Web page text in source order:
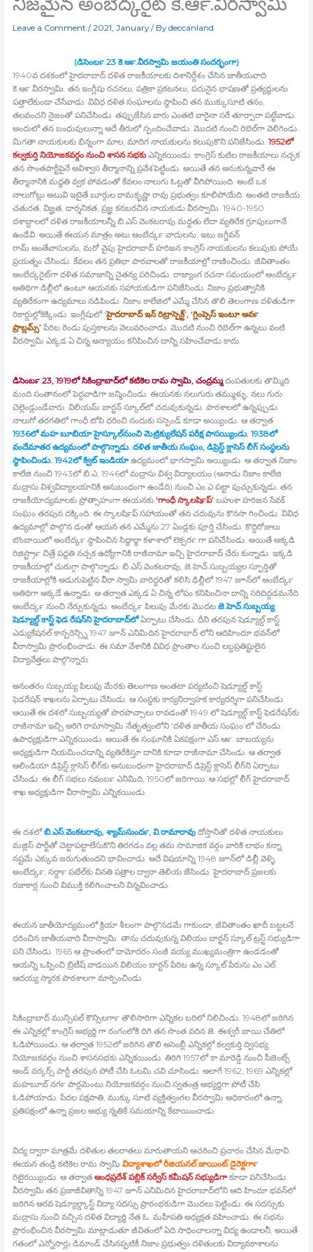
Leave a Comment /2021,January/ Bydeccanland
(డిసెంబర్‍ 23 కె.ఆర్‍.వీరస్వామి జయంతి సందర్భంగా)
1940వ దశకంలో హైదరాబాద్‍ దళిత రాజకీయాలకు దిశానిర్దేశం చేసిన జాతీయవాది
కె.ఆర్‍.వీరస్వామి. తన ఇంగ్లీషు రచనలు, పత్రికా ప్రకటనలు, పదునైన భాషణతో ప్రత్యర్థులను
పత్తాలేకుండా చేసేవాడు. వివిధ దళిత సంఘాలను స్థాపించి తన ముక్కుసూటి తనం,
తలవంచని నైజంతో పనిచేసిండు. తప్పుజేసిన వారు ఎంతటి వారైనా సరే తూర్పారా పట్టేవాడు.
అందులో తన బంధువులున్నా అదే తీరులో స్పందించేవాడు. మొదటి నుంచి రెబెల్‍గా వెలిగిండు.
మిగతా నాయకులకు భిన్నంగా మాల, మాదిగ నాయకులను కలుపుకొని పనిజేసిండు.1952లో
కల్వకుర్తి నియోజకవర్గం నుంచి శాసన సభకుఎన్నికయిండు. కాంగ్రెస్‍ కుటిల రాజకీయాలు నచ్చక
తన సొంతపార్టీపైనే అవిశ్వాస తీర్మానాన్ని ప్రవేశపెట్టిండు. అయితే తన అనుకున్నవారే ఈ
తీర్మానానికి మద్ధతి వ్వక పోవడంతో కేవలం నాలుగు ఓట్లతో వీగిపోయింది. అంటే ఒక
నాలుగోట్లు అటువి ఇటైతే బూర్గుల రామకృష్ణా రావు ప్రభుత్వం కూలిపోయేది. అంతటి రాజకీయ
చతురత, విజ్ఞత, దార్శనికత, ప్రజ్ఞ కనబరచిన నాయకుడు వీరస్వామి. 1940-1950
దశాబ్దాలలో దళిత రాజకీయాలన్నీ బి.ఎస్‍.వెంకటరావు మద్దతు లేదా వ్యతిరేక గ్రూపులుగానే
ఉండేవి. అయితే ఈయన మాత్రం అటు అంబేద్కర్‍ వాదులను, ఇటు జగ్జీవన్‍
రామ్‍ అంతేవాసులను, మరో వైపు హైదరాబాద్‍ హరిజన కాంగ్రెస్‍ నాయకులను కలుపుకు పోయే
ప్రయత్నం చేసిండు. కేవలం తన ప్రతిభా పాఠవాలతో రాజకీయాల్లో రాణించిండు. జీవితాంతం
అంబేద్కరైట్‍గా దళిత సమాజాన్ని చైతన్య పరిచిండు. రాజ్యాంగ రచనా సమయంలో అంబేద్కర్‍
అతిథిగా డిల్లీలో ఉంటూ ఆయనకు సహాయకుడిగా పనిజేసిండు. నిజాం ప్రభుత్వానికి
వ్యతిరేకంగా ఉద్యమాలు నడిపిండు. నిజాం కాలేజిలో ఎమ్మే చేసిన తొలి తెలంగాణ దళితుడిగా
రికార్డుల్లోకెక్కిండు. ఇంగ్లీషులో ‘హైదరాబాద్‍ ఇన్‍ రిట్రాస్పెక్ట్’, ‘గ్లింప్సెస్‍ ఇంటూ అవర్‍
ప్రాబ్లమ్స్’పేరిట రెండు పుస్తకాలను వెలువరించాడు. మొదటి నుంచి రెబెల్‍గా ఉన్నటు వంటి
వీరస్వామి ఎక్కడ ఏ చిన్న అన్యాయం కనిపించిన దాన్ని సహించేవాడు కాదు.
డిసెంబర్‍ 23, 1919లో సికింద్రాబాద్‍లో కటికెల రామ స్వామి, చంద్రమ్మదంపతులకు తొమ్మిది
మంది సంతానంలో పెద్దవాడిగా జన్మించిండు. ఈయనకు నలుగురు తమ్ముళ్ళు, నలు గురు
చెల్లెండ్లుండేవారు. విలియమ్‍ బార్టన్‍ స్కూల్‍లో చదువుకున్నడు. పాఠశాలలో ఉన్నప్పుడు
నాలుగో తరగతిలో గాంధీ టోపి ధరించి నందుకు సస్పెండ్‍ కూడా అయ్యిండు. ఆ తర్వాత
1936లో మహ బూబియా హైస్కూల్‍నుంచి మెట్రిక్యులేషన్‍ పరీక్ష పాసయ్యిండు. 1938లో
వందేమాతర ఉద్యమంలో పాల్గొన్నాడు. దళిత జాతీయ సంఘం, డిప్రెస్డ్ క్లాసెస్‍ లీగ్‍ సంస్థలను
స్థాపించిండు. 1942లో క్విట్‍ ఇండియాఉద్యమంలో భాగస్వామి అయ్యిండు. ఆ తర్వాత నిజాం
కాలేజి నుంచి 1943లో బి.ఎ, 1946లో మద్రాసు విశ్వ విద్యాలయం (ఆనాడు నిజాం కాలేజి
మద్రాసు విశ్వవిద్యాలయానికి అనుబంధంగా ఉండేది) నుంచి ఎం.ఎ పట్టా పుచ్చుకున్నడు. తన
రాజకీయోద్యమాలకు ప్రోత్సాహంగా ఈయనకు ‘గాంధీ స్కాలర్‍షిప్‍’బహుశా హరిజన సేవక్‍
సంఘం తరపున దక్కింది. ఈ స్కాలర్‍షిప్‍ సహాయంతో తన చదువును కొనసా గించిండు. వివిధ
ఉద్యమాల్లో పాల్గొన డంతో ఆయన తన ఎమ్మేను 27 ఏండ్లకు పూర్తి చేసిండు. కొద్దిరోజులు
బొంబాయిలో అంబేద్కర్‍ స్థాపించిన సిద్ధార్థా కళాశాలో లెక్చరర్‍ గా పనిచేసిండు. అయితే అక్కడి
రిజిస్ట్రార్‍ చిత్రే పద్ధతి నచ్చక ఉద్యోగానికి రాజీనామా ఇచ్చి హైదరాబాద్‍ చేరు కున్నాడు. ఇక్కడి
రాజకీయాల్లో చురుగ్గా పాల్గొన్నాడు. బి.ఎస్‍.వెంకటరావు, జె.హెచ్‍.సుబ్బయ్యల స్ఫూర్తితో
రాజకీయాల్లోకి అడుగుపెట్టిన వీరా స్వామి వారిద్దరితో కలిసి ఢిల్లీలో 1947 జూన్‍లో అంబేద్కర్‍
అతిథిగా అక్కడే ఉన్నాడు. ఆ తర్వాత ఎక్కడ ఏ చిన్న లోపం కనిపించినా దాన్ని సరిదిద్దడమనేది
అంబేద్కర్‍ నుంచి నేర్చుకున్నడు. అంబేద్కర్‍ పిలుపు మేరకు మొదటజె.హెచ్‍.సుబ్బయ్య
షెడ్యూల్డ్ కాస్ట్ ఫెడ రేషన్‍ని హైదరాబాద్‍లోఏర్పాటు చేసిండు. దీని తరపున షెడ్యూల్డ్ కాస్ట్
ఎడ్యుకేషనల్‍ కాన్ఫరెన్స్ని 1947 జూన్‍ ఎనిమిదిన హైదరాబాద్‍ లోని ఆదిహిందూ భవన్‍లో
వీరాస్వామి ప్రారంభించాడు. ఈ సమా వేశానికి వివిధ ప్రాంతాల నుంచి లబ్దప్రతిష్టులైన
విద్యావేత్తలు పాల్గొన్నారు.
అనంతరం సుబ్బయ్య పిలుపు మేరకు తెలంగాణ అంతటా పర్యటించి షెడ్యూల్డ్ కాస్ట్
ఫెడరేషన్‍ శాఖలను ఏర్పాటు చేసిండు. ఆ సంస్థకు కార్యనిర్వాహక కార్యదర్శిగా పనిచేసిండు.
అయితే ఈ దశలో సుబ్బయ్యతో పొరపొచ్చాలు రావడంతో 1949 లో షెడ్యూల్డ్ కాస్ట్ ఫెడరేషన్‍కు
రాజీనామా ఇచ్చి అరిగె రామాస్వామి నేతృత్వంలోని ‘దళిత జాతీయ సంఘం’లో చేరిండు.
ఉపాధ్యక్షుడిగా ఎన్నికయిండు. అయితే ఈ సంఘానికి ఏకపక్షంగా ఎస్‍.ఆర్‍. బాబయ్యను
అధ్యక్షుడిగా నియమించడాన్ని వ్యతిరేకిస్తూ దానికి కూడా రాజీనామా చేసిండు. ఆ తర్వాత
ఆలిండియా డిప్రెస్డ్ క్లాసెస్‍ లీగ్‍కు అనుబంధంగా హైదరాబాద్‍ డిప్రెస్డ్ క్లాసెస్‍ లీగ్‍ని ఏర్పాటు
చేసిండు. ఈ లీగ్‍ సభలు నవంబర్‍ ఎనిమిది, 1950లో జరిగాయి. ఆ సభల్లో లీగ్‍ హైదరాబాద్‍
శాఖ అధ్యక్షుడిగా వీరాస్వామి ఎన్నికయిండు.
ఈ దశలోబి.ఎస్‍.వెంకటరావు, శ్యామ్‍సుందర్‍, వి.రామారావుదోస్తానితో దళిత నాయకులు
మజ్లిస్‍ పార్టీతో చెట్టాపట్టాలేసుకొని తిరగడం వల్ల తమ సామాజిక వర్గం వారికి లాభం కన్నా
నష్టమే ఎక్కువ జరుగుతుందని భావించాడు. అదే విషయాన్ని 1948 జూన్‍లో డిల్లీ వెళ్ళి
అంబేద్కర్‍, సర్దార్‍ పటేల్‍కు వినతి పత్రాల ద్వారా తెలియ జేసిండు. హైదరాబాద్‍ ప్రజలకు
రజాకార్ల నుంచి విముక్తి కలిగించాలని విన్నవించాడు.
ఈయన జాతీయోద్యమంలో క్రియా శీలంగా పాల్గొనడమే గాకుండా, జీవితాంతం ఖాదీ బట్టలనే
ధరించిన జాతీయవాది వీరాస్వామి. తాను చదువుకున్న విలియం బార్టన్‍ స్కూల్‍ ట్రస్ట్ సభ్యుడిగా
పని చేసిండు. 1965 ఆ ప్రాంతంలో దామోదరం సంజీ వయ్య ముఖ్యమంత్రిగా ఉండడంతో
ఆయన్ని ఒప్పించి బ్రిటీష్‍ వాడయిన విలియం బార్టన్‍ పేరిట ఉన్న స్కూల్‍ పేరును ఎం.ఎల్‍.
ఆదయ్య స్మారక పాఠశాలగా మార్పించిండు.
సికింద్రాబాద్‍ మున్సిపల్‍ కౌన్సిలర్‍గా తొలిసారిగా ఎన్నికల బరిలో నిలిచిండు. 1948లో జరిగిన
ఈ ఎన్నికల్లో కాంగ్రెస్‍ అభ్యర్థి గా రంగంలోకి దిగి తన సొంత వదిన జె. ఈశ్వరీ బాయి చేతిలో
ఓడిపోయిండు. ఆ తర్వాత 1952లో జరిగిన తొలి అసెంబ్లీ ఎన్నికల్లో కల్వకుర్తి ద్విసభ్య
నియోజకవర్గం నుంచి శాసనసభకు ఎన్నికయిండు. తిరిగి 1957లో కా మారెడ్డి నుంచి పీజెంట్స్
అండ్‍ వర్కర్స్ పార్టీ తరపున పోటీ చేసి ఓటమి చవి చూసిండు. అలాగే 1962, 1969 ఎన్నికల్లో
మహబూబ్‍ నగర్‍ పార్లమెంటు నియోజకవర్గం నుంచి స్వతంత్ర అభ్యర్థిగా పోటీ చేసి
ఓడిపోయాడు. పేదల పక్షపాతి, ముక్కు సూటి వ్యక్తిత్వంగల వీరస్వామి అధికారంలో ఉన్నా,
ప్రతిపక్షంలో ఉన్నా ప్రజల అభ్యు న్నతికే సమయాన్ని కేటాయించాడు.
విద్య ద్వారా మాత్రమే దళితుల తలరాతలు మారుతాయని ఆచరించి ప్రచారం చేసిన మేధావి.
ఈయన తండ్రి కటికెల రామ స్వామివిద్యాశాఖలో రీజియనల్‍ జాయింట్‍ డైరెక్టర్‍గా
రిటైరయ్యిండు. ఆ తర్వాత ఆంధప్రదేశ్‍ పబ్లిక్‍ సర్వీస్‍ కమీషన్‍ సభ్యుడిగాకూడా పనిచేసిండు.
వీరస్వామి తన ప్రజాజీవితాన్ని 1947 జూన్‍ ఎనిమిదిన హైదరాబాద్‍లోని ఆది హిందూ భవన్‍లో
జరిగిన ఆరవ షెడ్యూల్డ్కాస్ట్ విద్యా సదస్సు ప్రారంభకుడిగా మొదలు పెట్టిండు. ఈ సదస్సుకు
మద్రాసు నుంచి వచ్చిన దళిత విద్యార్థి నేత ఓ. మహీపతి అధ్యక్షత వహించాడు. ఈ సభను
ప్రారంభించిన వీరస్వామి మాట్లాడుతూ జీవితంలో ఏది సాధించాలన్నా విద్య ఉండాలనీ, అయితే
గతంలో ఎన్నోసార్లు డిమాండ్‍ చేసినప్పటికీ నిజాం ప్రభుత్వం దళితులకు విద్యావకాశాలను